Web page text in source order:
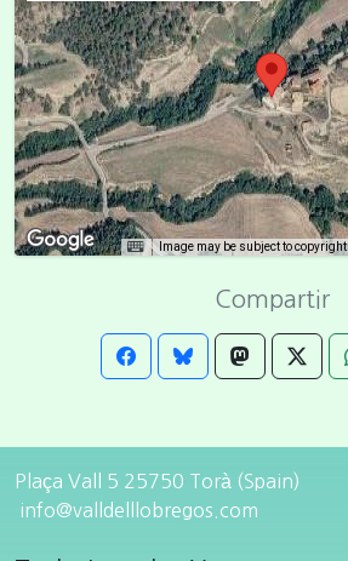
Image may be subject to copyright
Compartir
Plaça Vall 5 25750 Torà (Spain)
info@valldelllobregos.com